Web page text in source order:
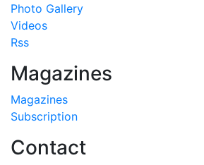
Photo Gallery
Videos
Rss
Magazines
Magazines
Subscription
Contact